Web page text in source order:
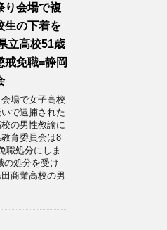
り会場で複
生の下着を
立高校51歳
戒免職=静岡
場で女子高校
で逮捕された
の男性教諭に
育委員会は8
職処分にしま
の処分を受け
商業高校の男